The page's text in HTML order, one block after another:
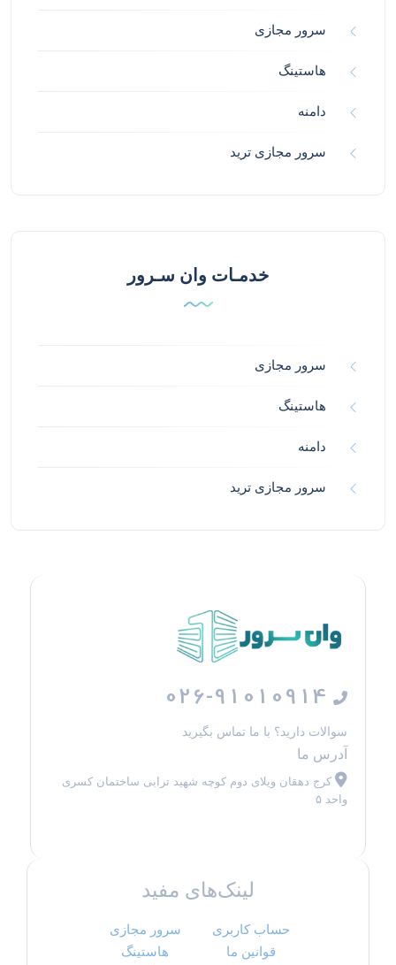
سرور مجازی
هاستینگ
دامنه
سرور مجازی ترید
خدمـات وان سـرور
سرور مجازی
هاستینگ
دامنه
سرور مجازی ترید
026-91010914
سوالات دارید؟ با ما تماس بگیرید
آدرس ما
کرج دهقان ویلای دوم کوچه شهید ترابی ساختمان کسری
واحد ۵
لینک‌های مفید
حساب کاربری
قوانین ما
سرور مجازی
هاستینگ